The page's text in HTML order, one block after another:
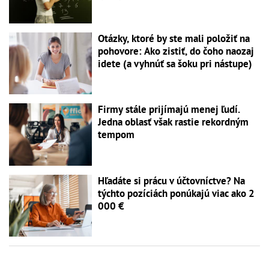
Otázky, ktoré by ste mali položiť na
pohovore: Ako zistiť, do čoho naozaj
idete (a vyhnúť sa šoku pri nástupe)
Firmy stále prijímajú menej ľudí.
Jedna oblasť však rastie rekordným
tempom
Hľadáte si prácu v účtovníctve? Na
týchto pozíciách ponúkajú viac ako 2
000 €